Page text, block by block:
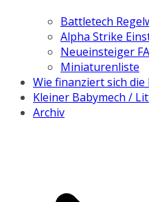
Battletech
Alpha Strike
Neueinsteiger
Miniaturenliste
Wie finanziert sich die
Kleiner Babymech /
Archiv